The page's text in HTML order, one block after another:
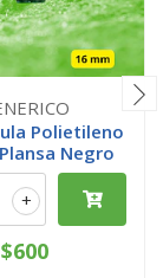
Polietileno
Negro
+
$600